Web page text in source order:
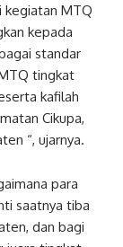
kegiatan MTQ
kepada
standar
tingkat
kafilah
Cikupa,
“, ujarnya.
para
saatnya tiba
dan bagi